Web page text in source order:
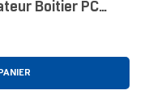
Boitier PC